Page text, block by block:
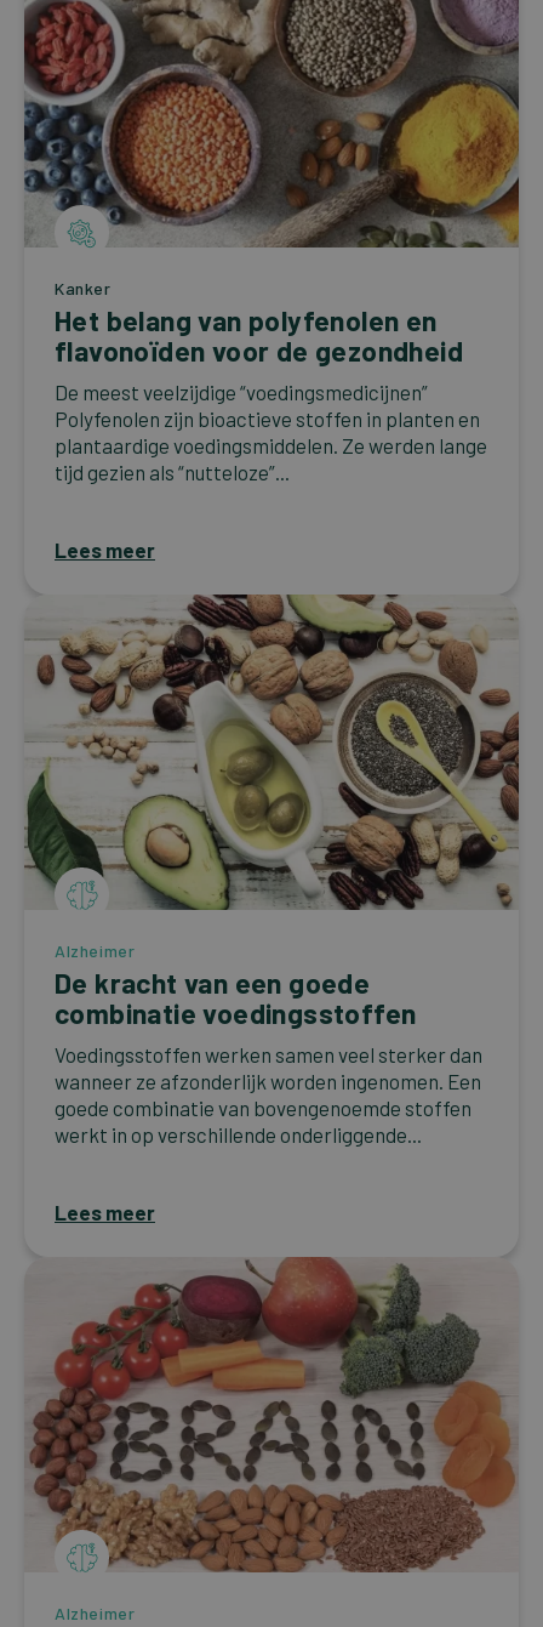
Kanker
Het belang van polyfenolen en
flavonoïden voor de gezondheid
De meest veelzijdige “voedingsmedicijnen”
Polyfenolen zijn bioactieve stoffen in planten en
plantaardige voedingsmiddelen. Ze werden lange
tijd gezien als “nutteloze”...
Lees meer
Alzheimer
De kracht van een goede
combinatie voedingsstoffen
Voedingsstoffen werken samen veel sterker dan
wanneer ze afzonderlijk worden ingenomen. Een
goede combinatie van bovengenoemde stoffen
werkt in op verschillende onderliggende...
Lees meer
Alzheimer